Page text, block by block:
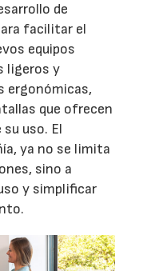
de
facilitar el
equipos
ligeros y
ergonómicas,
que ofrecen
uso. El
ya no se limita
sino a
y simplificar